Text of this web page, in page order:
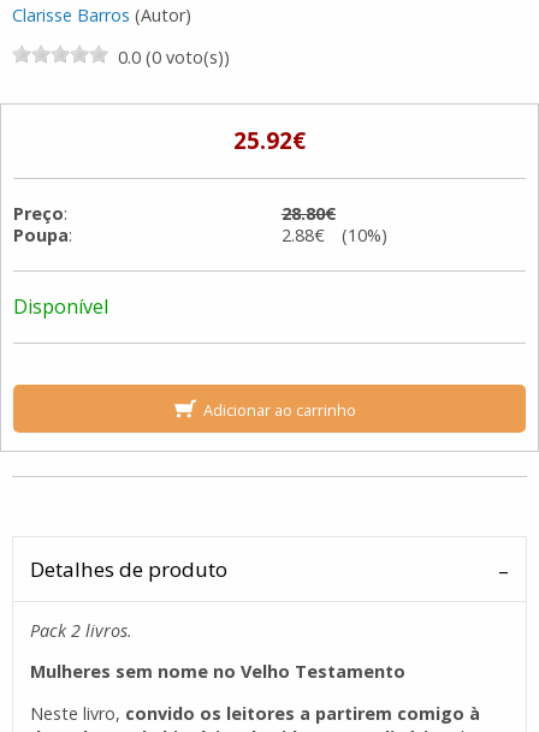
Clarisse Barros (Autor)
0.0 (0 voto(s))
25.92€
Preço:
28.80€
Poupa: 2.88€ (10%)
Disponível
Adicionar ao carrinho
Detalhes de produto
Pack 2 livros.
Mulheres sem nome no Velho Testamento
Neste livro, convido os leitores a partirem comigo à